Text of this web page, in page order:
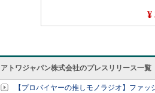
アトワジャパン株式会社のプレスリリース一覧
【プロバイヤーの推しモノラジオ】ファ